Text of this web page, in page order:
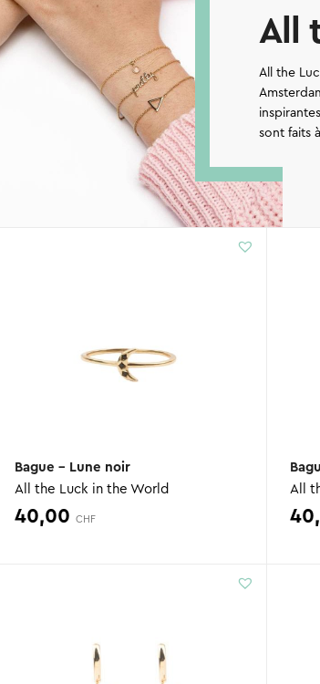
All
All the
sont faits
Bague – Lune noir
All the Luck in the World
40,00 CHF
All